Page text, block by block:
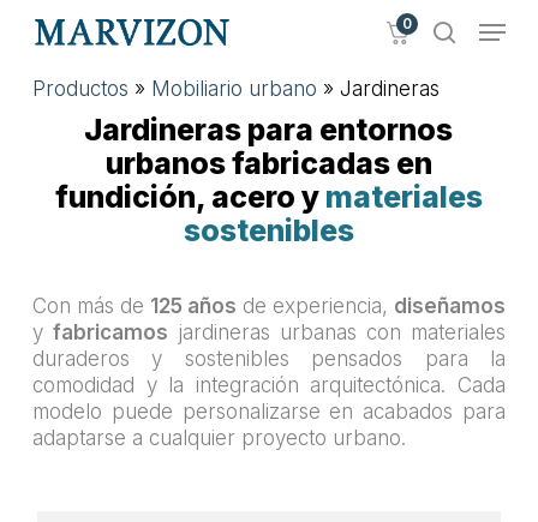
content
0 Menu
Productos » Mobiliario urbano » Jardineras
Jardineras para entornos
urbanos fabricadas en
fundición, acero y materiales
sostenibles
Con más de 125 años de experiencia, diseñamos
y fabricamos jardineras urbanas con materiales
duraderos y sostenibles pensados para la
comodidad y la integración arquitectónica. Cada
modelo puede personalizarse en acabados para
adaptarse a cualquier proyecto urbano.